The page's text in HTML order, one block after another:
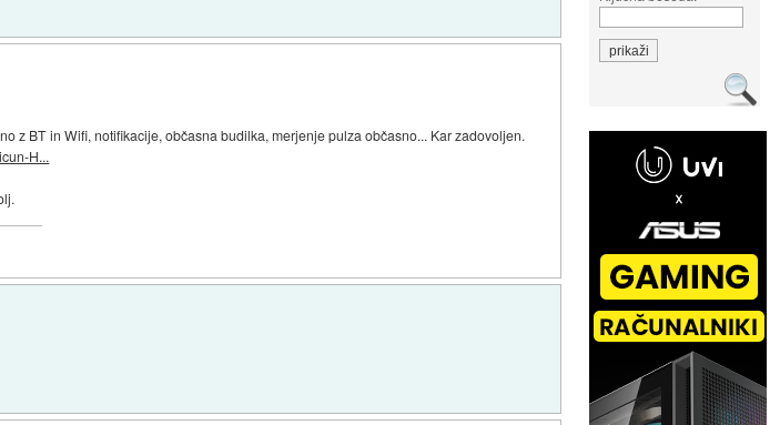
z BT in Wifi, notifikacije, občasna budilka, merjenje pulza občasno... Kar zadovoljen.
H...